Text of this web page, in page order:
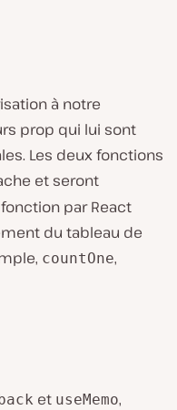
à notre
prop qui lui sont
Les deux fonctions
et seront
par React
du tableau de
countOne,
et useMemo,